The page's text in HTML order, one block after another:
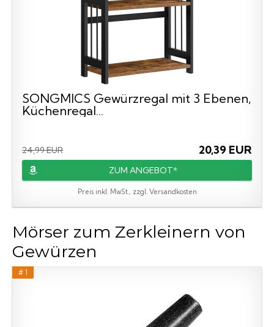
SONGMICS Gewürzregal mit 3 Ebenen,
Küchenregal...
24,99 EUR 20,39 EUR
ZUM ANGEBOT*
Preis inkl. MwSt., zzgl. Versandkosten
Mörser zum Zerkleinern von
Gewürzen
# 1